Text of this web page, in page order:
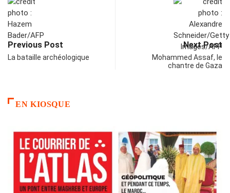
Previous Post
La bataille archéologique
Next Post
Mohammed Assaf, le
chantre de Gaza
EN KIOSQUE